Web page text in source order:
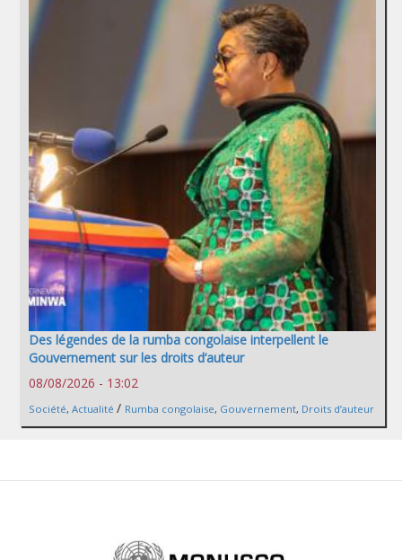
Des légendes de la rumba congolaise interpellent le
Gouvernement sur les droits d’auteur
08/08/2026 - 13:02
Société, Actualité / Rumba congolaise, Gouvernement, Droits d’auteur